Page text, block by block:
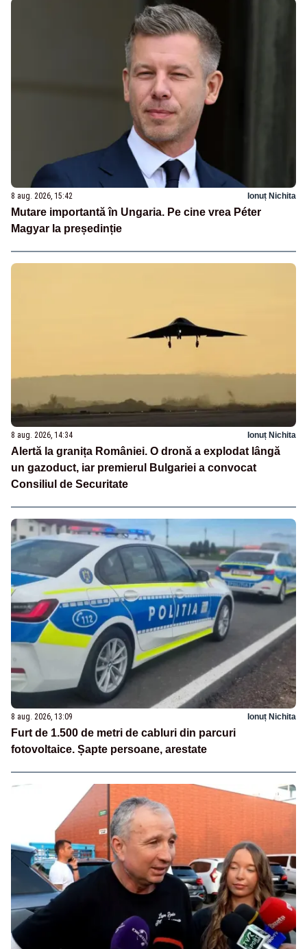
8 aug. 2026, 15:42 Ionuț Nichita
Mutare importantă în Ungaria. Pe cine vrea Péter
Magyar la președinție
8 aug. 2026, 14:34 Ionuț Nichita
Alertă la granița României. O dronă a explodat lângă
un gazoduct, iar premierul Bulgariei a convocat
Consiliul de Securitate
8 aug. 2026, 13:09 Ionuț Nichita
Furt de 1.500 de metri de cabluri din parcuri
fotovoltaice. Șapte persoane, arestate